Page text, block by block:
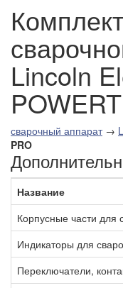
Lincoln
сварочный аппарат→
PRO
Название
Корпусные части для
Индикаторы для
Переключатели,